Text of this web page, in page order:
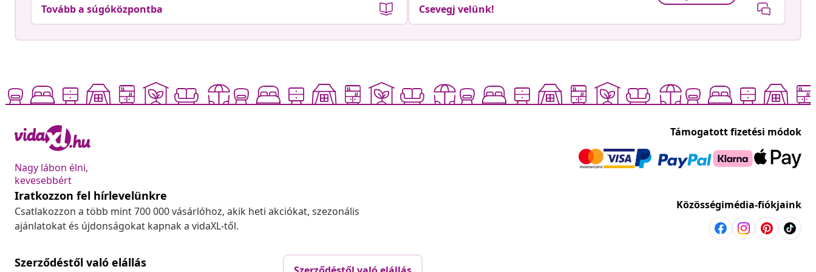
Tovább a súgóközpontba Csevegj velünk!
Nagy lábon élni,
kevesebbért
Támogatott fizetési módok
Iratkozzon fel hírlevelünkre
Csatlakozzon a több mint 700 000 vásárlóhoz, akik heti akciókat, szezonális
ajánlatokat és újdonságokat kapnak a vidaXL-től.
Közösségimédia-fiókjaink
Szerződéstől való elállás